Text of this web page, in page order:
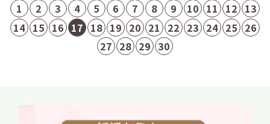
1 2 3 4 5 6 7 8 9 10 11 12 13
14 15 16 17 18 19 20 21 22 23 24 25 26
27 28 29 30